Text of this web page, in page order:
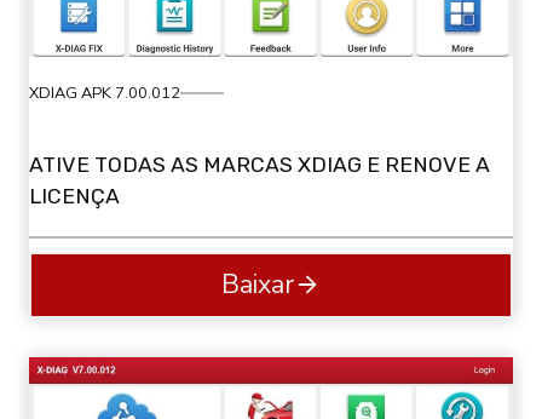
XDIAG APK 7.00.012
ATIVE TODAS AS MARCAS XDIAG E RENOVE A
LICENÇA
Baixar